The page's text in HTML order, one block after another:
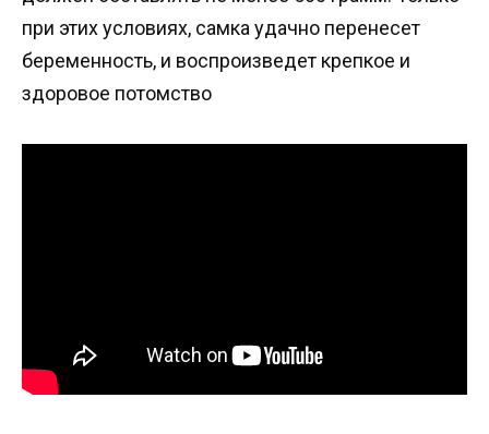
при этих условиях, самка удачно перенесет
беременность, и воспроизведет крепкое и
здоровое потомство